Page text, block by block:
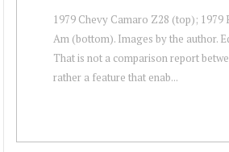
1979 Chevy Camaro Z28 (top); 1979
Am (bottom). Images by the author.
That is not a comparison report
rather a feature that enab...